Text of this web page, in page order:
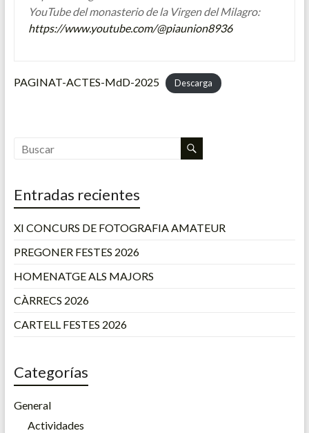
YouTube del monasterio de la Virgen del Milagro:
https://www.youtube.com/@piaunion8936
PAGINAT-ACTES-MdD-2025 Descarga
Entradas recientes
XI CONCURS DE FOTOGRAFIA AMATEUR
PREGONER FESTES 2026
HOMENATGE ALS MAJORS
CÀRRECS 2026
CARTELL FESTES 2026
Categorías
General
Actividades